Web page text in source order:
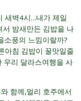
새벽4시…내가 제일
밤새만든 김밥을 나
소풍의 느낌이랄까?
아침 김밥이 꿀맛일줄
우리 달라스여행을 사
함께,멀리 호주에서